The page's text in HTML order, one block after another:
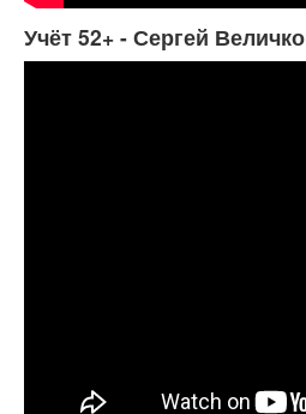
Учёт 52+ - Сергей Величко